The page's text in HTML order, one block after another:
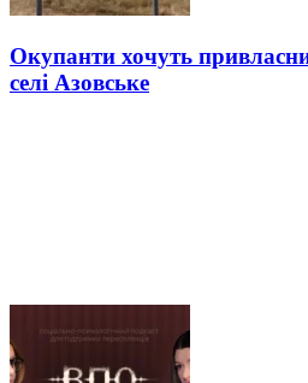
Окупанти хочуть
селі Азовське